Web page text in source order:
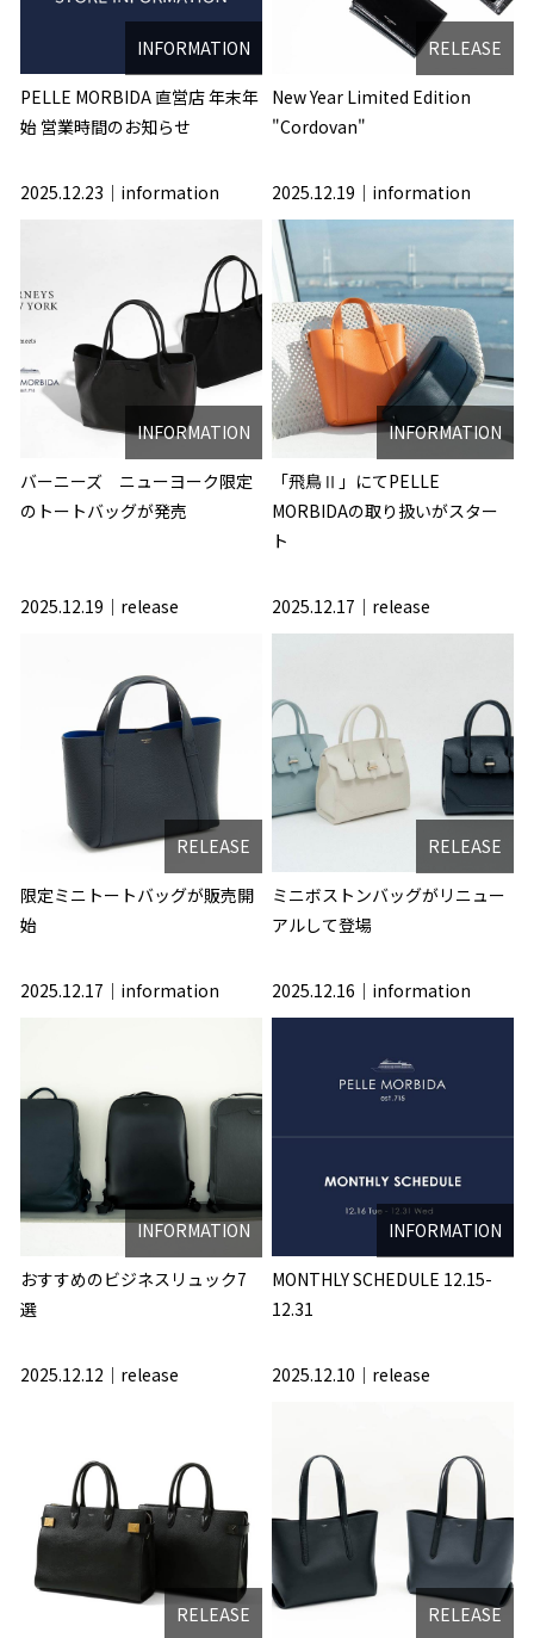
INFORMATION
PELLE MORBIDA 直営店 年末年
始 営業時間のお知らせ
RELEASE
New Year Limited Edition
"Cordovan"
2025.12.23 information
INFORMATION
バーニーズ ニューヨーク限定
のトートバッグが発売
2025.12.19 information
INFORMATION
「飛鳥Ⅱ」にてPELLE
MORBIDAの取り扱いがスター
ト
2025.12.19 release
RELEASE
限定ミニトートバッグが販売開
始
2025.12.17 release
RELEASE
ミニボストンバッグがリニュー
アルして登場
2025.12.17 information
INFORMATION
おすすめのビジネスリュック7
選
2025.12.16 information
INFORMATION
MONTHLY SCHEDULE 12.15-
12.31
2025.12.12 release
RELEASE
2025.12.10 release
RELEASE